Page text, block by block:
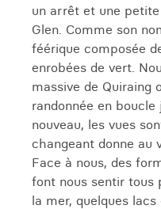
un arrêt et une
Glen. Comme son
féérique composée
enrobées de vert.
massive de Quiraing
randonnée en boucle
nouveau, les vues
changeant donne au
Face à nous, des
font nous sentir tous
la mer, quelques